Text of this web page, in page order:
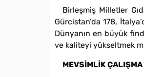
Birleşmiş Milletler
Gürcistan’da 178,
Dünyanın en büyük
ve kaliteyi yükseltmek
MEVSİMLİK ÇALIŞMA